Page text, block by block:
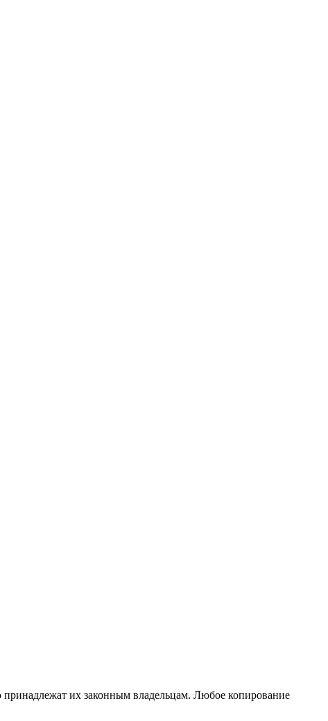
принадлежат их законным владельцам. Любое копирование